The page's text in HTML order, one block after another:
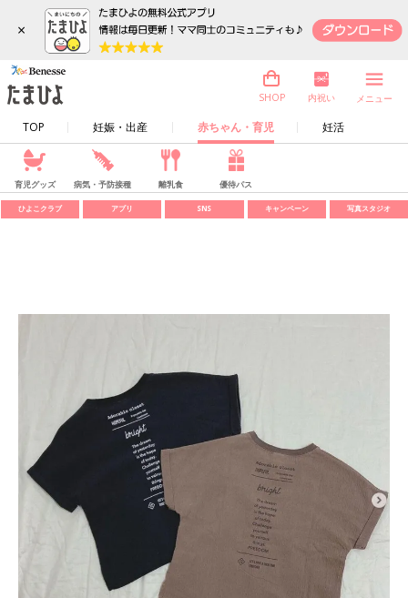
×
TOP 妊娠・出産 赤ちゃん・育児 妊活
SHOP 内祝い メニュー
育児グッズ 病気・予防接種 離乳食 優待パス
ひよこクラブ アプリ SNS キャンペーン 写真スタジオ